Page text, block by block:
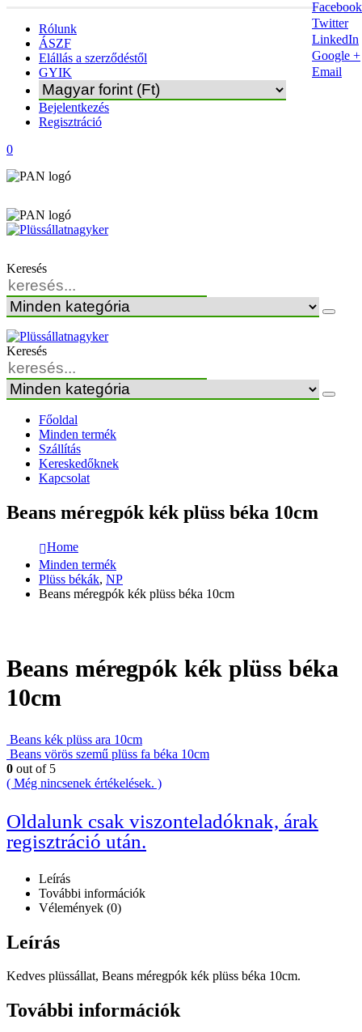
Rólunk
ÁSZF
Elállás a szerződéstől
GYIK
Bejelentkezés
Regisztráció
0
Keresés
Keresés
Főoldal
Minden termék
Szállítás
Kereskedőknek
Kapcsolat
Beans méregpók kék plüss béka 10cm
Home
Minden termék
Plüss békák, NP
Beans méregpók kék plüss béka 10cm
Beans méregpók kék plüss béka
10cm
Beans kék plüss ara 10cm
Beans vörös szemű plüss fa béka 10cm
0 out of 5
( Még nincsenek értékelések. )
Oldalunk csak viszonteladóknak, árak
regisztráció után.
Leírás
További információk
Vélemények (0)
Leírás
Kedves plüssállat, Beans méregpók kék plüss béka 10cm.
További információk
Facebook
Twitter
LinkedIn
Google +
Email